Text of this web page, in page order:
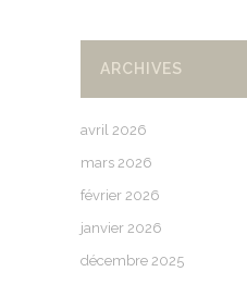
ARCHIVES
avril 2026
mars 2026
février 2026
janvier 2026
décembre 2025